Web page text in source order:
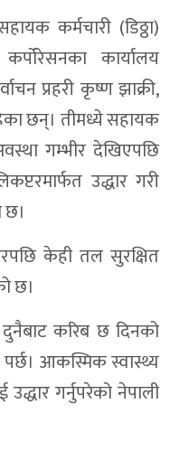
कर्मचारी (डिठ्ठा)
कार्यालय
प्रहरी कृष्ण झाक्री,
छन्। तीमध्ये सहायक
गम्भीर देखिएपछि
उद्धार गरी
केही तल सुरक्षित
छ।
करिब छ दिनको
पर्छ। आकस्मिक स्वास्थ्य
गर्नुपरेको नेपाली